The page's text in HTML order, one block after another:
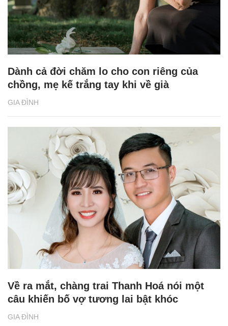
GIA ĐÌNH
Dành cả đời chăm lo cho con riêng của
chồng, mẹ kế trắng tay khi về già
GIA ĐÌNH
Về ra mắt, chàng trai Thanh Hoá nói một
câu khiến bố vợ tương lai bật khóc